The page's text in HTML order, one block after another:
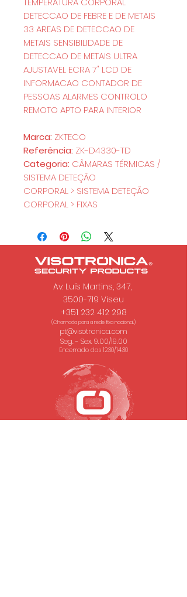
DETECCAO DE FEBRE E DE METAIS
33 AREAS DE DETECCAO DE
METAIS SENSIBILIDADE DE
DETECCAO DE METAIS ULTRA
AJUSTAVEL ECRA 7" LCD DE
INFORMACAO CONTADOR DE
PESSOAS ALARMES CONTROLO
REMOTO APTO PARA INTERIOR
Marca: ZKTECO
Referência: ZK-D4330-TD
Categoria: CÂMARAS TÉRMICAS /
SISTEMA DETEÇÃO
CORPORAL > SISTEMA DETEÇÃO
CORPORAL > FIXAS
Av. Luís Martins, 347,
3500-719 Viseu
+351 232 412 298
(Chamada para a rede fixa nacional.)
pt@visotronica.com
Seg. - Sex. 9.00/19.00
Encerrado das 12.30/14.30